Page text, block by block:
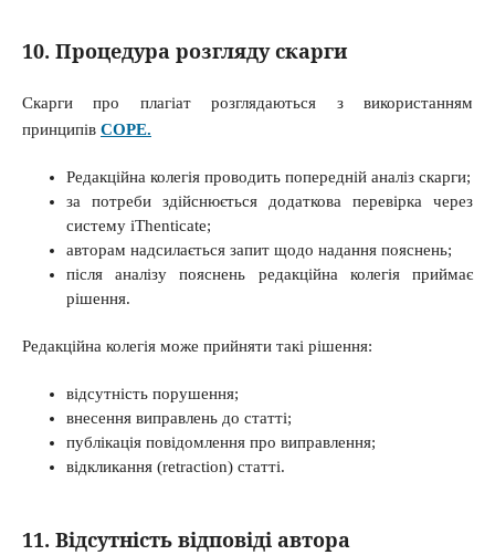
10. Процедура розгляду скарги
Скарги про плагіат розглядаються з використанням
принципів COPE.
Редакційна колегія проводить попередній аналіз скарги;
за потреби здійснюється додаткова перевірка через
систему iThenticate;
авторам надсилається запит щодо надання пояснень;
після аналізу пояснень редакційна колегія приймає
рішення.
Редакційна колегія може прийняти такі рішення:
відсутність порушення;
внесення виправлень до статті;
публікація повідомлення про виправлення;
відкликання (retraction) статті.
11. Відсутність відповіді автора